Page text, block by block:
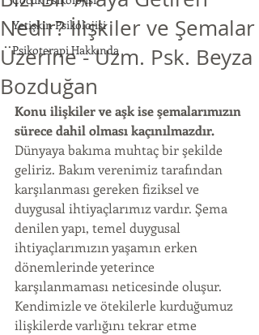
Yetişkin Psikolojisi
Psikoterapi Hakkında
Nedir? İlişkiler ve Şemalar
Üzerine - Uzm. Psk. Beyza
Bozduğan
Konu ilişkiler ve aşk ise şemalarımızın
sürece dahil olması kaçınılmazdır.
Dünyaya bakıma muhtaç bir şekilde
geliriz. Bakım verenimiz tarafından
karşılanması gereken fiziksel ve
duygusal ihtiyaçlarımız vardır. Şema
denilen yapı, temel duygusal
ihtiyaçlarımızın yaşamın erken
dönemlerinde yeterince
karşılanmaması neticesinde oluşur.
Kendimizle ve ötekilerle kurduğumuz
ilişkilerde varlığını tekrar etme